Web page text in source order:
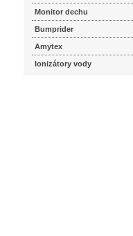
Monitor dechu
Bumprider
Amytex
Ionizátory vody